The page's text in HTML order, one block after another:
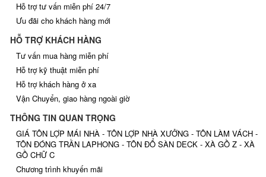
Hỗ trợ tư vấn miễn phí 24/7
Ưu đãi cho khách hàng mới
HỖ TRỢ KHÁCH HÀNG
Tư vấn mua hàng miễn phí
Hỗ trợ kỹ thuật miễn phí
Hỗ trợ khách hàng ở xa
Vận Chuyển, giao hàng ngoài giờ
THÔNG TIN QUAN TRỌNG
GIÁ TÔN LỢP MÁI NHÀ - TÔN LỢP NHÀ XƯỞNG - TÔN LÀM VÁCH -
TÔN ĐÓNG TRẦN LAPHONG - TÔN ĐỔ SÀN DECK - XÀ GỒ Z - XÀ
GỒ CHỮ C
Chương trình khuyến mãi